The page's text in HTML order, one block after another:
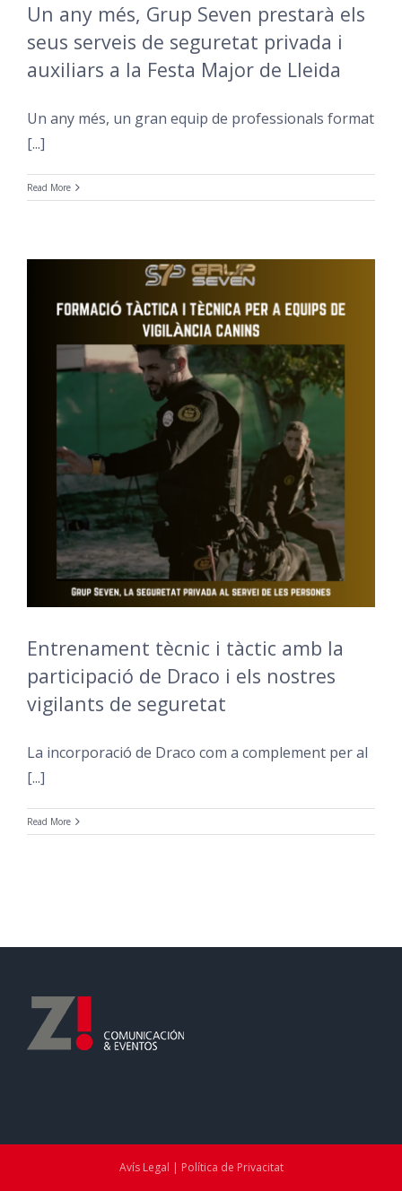
Un any més, Grup Seven prestarà els
seus serveis de seguretat privada i
auxiliars a la Festa Major de Lleida
Un any més, un gran equip de professionals format
[...]
Read More
Entrenament tècnic i tàctic amb la
participació de Draco i els nostres
vigilants de seguretat
La incorporació de Draco com a complement per al
[...]
Read More
Avís Legal | Política de Privacitat